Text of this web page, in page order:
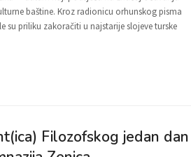
baštine. Kroz radionicu orhunskog pisma
su priliku zakoračiti u najstarije slojeve turske
Filozofskog jedan dan